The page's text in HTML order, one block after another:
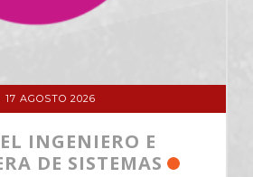
17 AGOSTO 2026
INGENIERO E
DE SISTEMAS